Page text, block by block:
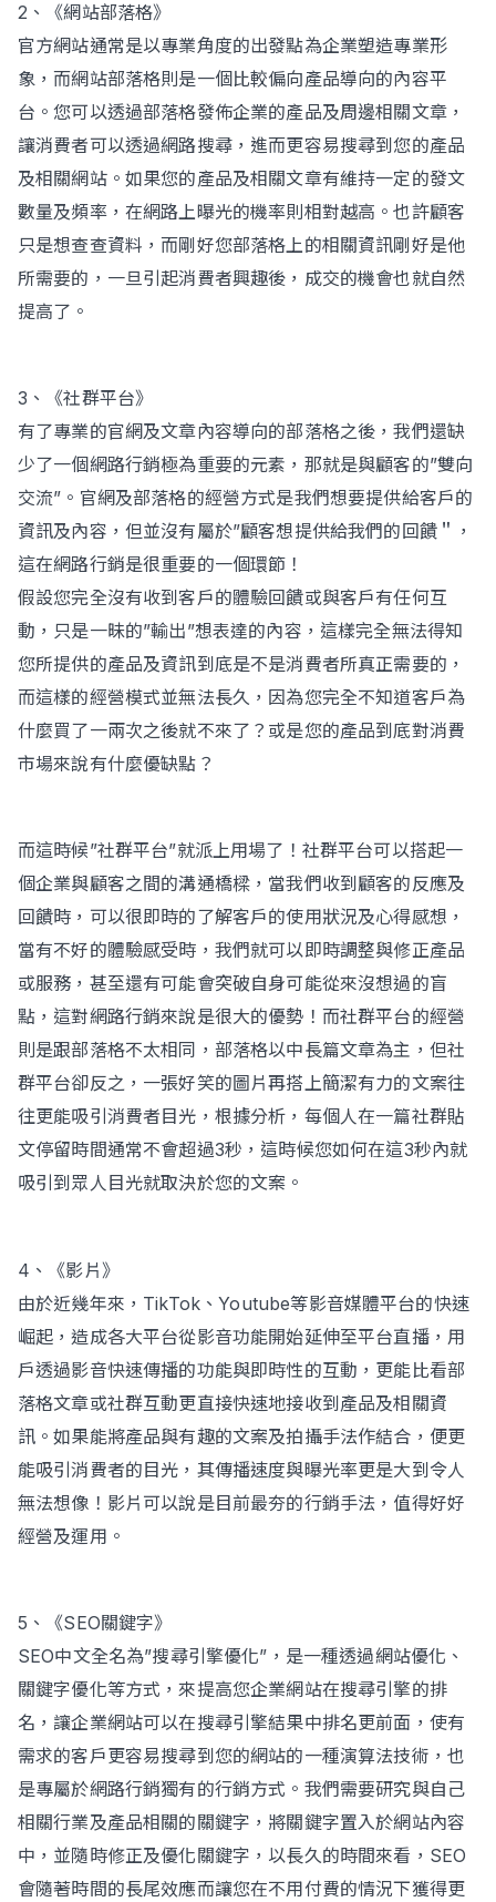
2、《網站部落格》
官方網站通常是以專業角度的出發點為企業塑造專業形
象，而網站部落格則是一個比較偏向產品導向的內容平
台。您可以透過部落格發佈企業的產品及周邊相關文章，
讓消費者可以透過網路搜尋，進而更容易搜尋到您的產品
及相關網站。如果您的產品及相關文章有維持一定的發文
數量及頻率，在網路上曝光的機率則相對越高。也許顧客
只是想查查資料，而剛好您部落格上的相關資訊剛好是他
所需要的，一旦引起消費者興趣後，成交的機會也就自然
提高了。
3、《社群平台》
有了專業的官網及文章內容導向的部落格之後，我們還缺
少了一個網路行銷極為重要的元素，那就是與顧客的”雙向
交流”。官網及部落格的經營方式是我們想要提供給客戶的
資訊及內容，但並沒有屬於”顧客想提供給我們的回饋＂，
這在網路行銷是很重要的一個環節！
假設您完全沒有收到客戶的體驗回饋或與客戶有任何互
動，只是一昧的”輸出”想表達的內容，這樣完全無法得知
您所提供的產品及資訊到底是不是消費者所真正需要的，
而這樣的經營模式並無法長久，因為您完全不知道客戶為
什麼買了一兩次之後就不來了？或是您的產品到底對消費
市場來說有什麼優缺點？
而這時候”社群平台”就派上用場了！社群平台可以搭起一
個企業與顧客之間的溝通橋樑，當我們收到顧客的反應及
回饋時，可以很即時的了解客戶的使用狀況及心得感想，
當有不好的體驗感受時，我們就可以即時調整與修正產品
或服務，甚至還有可能會突破自身可能從來沒想過的盲
點，這對網路行銷來說是很大的優勢！而社群平台的經營
則是跟部落格不太相同，部落格以中長篇文章為主，但社
群平台卻反之，一張好笑的圖片再搭上簡潔有力的文案往
往更能吸引消費者目光，根據分析，每個人在一篇社群貼
文停留時間通常不會超過3秒，這時候您如何在這3秒內就
吸引到眾人目光就取決於您的文案。
4、《影片》
由於近幾年來，TikTok、Youtube等影音媒體平台的快速
崛起，造成各大平台從影音功能開始延伸至平台直播，用
戶透過影音快速傳播的功能與即時性的互動，更能比看部
落格文章或社群互動更直接快速地接收到產品及相關資
訊。如果能將產品與有趣的文案及拍攝手法作結合，便更
能吸引消費者的目光，其傳播速度與曝光率更是大到令人
無法想像！影片可以說是目前最夯的行銷手法，值得好好
經營及運用。
5、《SEO關鍵字》
SEO中文全名為”搜尋引擎優化”，是一種透過網站優化、
關鍵字優化等方式，來提高您企業網站在搜尋引擎的排
名，讓企業網站可以在搜尋引擎結果中排名更前面，使有
需求的客戶更容易搜尋到您的網站的一種演算法技術，也
是專屬於網路行銷獨有的行銷方式。我們需要研究與自己
相關行業及產品相關的關鍵字，將關鍵字置入於網站內容
中，並隨時修正及優化關鍵字，以長久的時間來看，SEO
會隨著時間的長尾效應而讓您在不用付費的情況下獲得更